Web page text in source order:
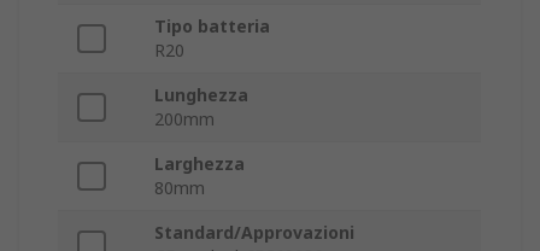
Tipo batteria
R20
Lunghezza
200mm
Larghezza
80mm
Standard/Approvazioni